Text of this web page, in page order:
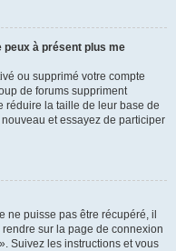
peux à présent plus me
ou supprimé votre compte
de forums suppriment
réduire la taille de leur base de
et essayez de participer
ne puisse pas être récupéré, il
sur la page de connexion
Suivez les instructions et vous